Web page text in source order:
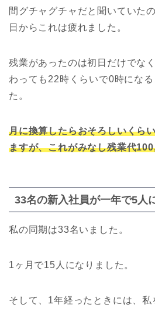
間グチャグチャだと聞いていた
日からこれは疲れました。
残業があったのは初日だけでな
わっても22時くらいで0時にな
た。
月に換算したらおそろしいくら
ますが、これがみなし残業代
33名の新入社員が一年で5人
私の同期は33名いました。
1ヶ月で15人になりました。
そして、1年経ったときには、